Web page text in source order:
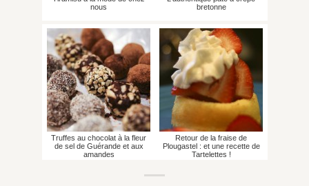
nous
bretonne
Truffes au chocolat à la fleur
de sel de Guérande et aux
amandes
Retour de la fraise de
Plougastel : et une recette de
Tartelettes !